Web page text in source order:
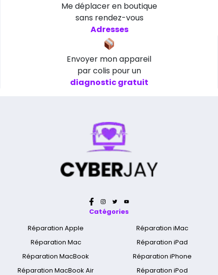
Me déplacer en boutique
sans rendez-vous
Adresses
Envoyer mon appareil
par colis pour un
diagnostic gratuit
Catégories
Réparation Apple
Réparation Mac
Réparation MacBook
Réparation MacBook Air
Réparation iMac
Réparation iPad
Réparation iPhone
Réparation iPod